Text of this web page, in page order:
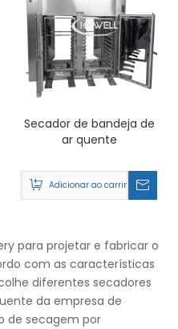
Secador de bandeja de
ar quente
Adicionar ao carrinho
para projetar e fabricar o
com as características
diferentes secadores
da empresa de
de secagem por